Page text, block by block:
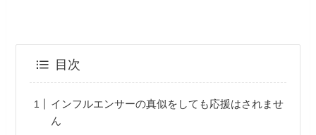
目次
インフルエンサーの真似をしても応援はされませ
ん